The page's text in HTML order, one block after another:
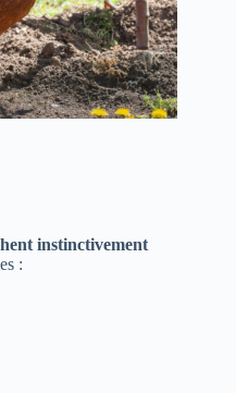
instinctivement
: